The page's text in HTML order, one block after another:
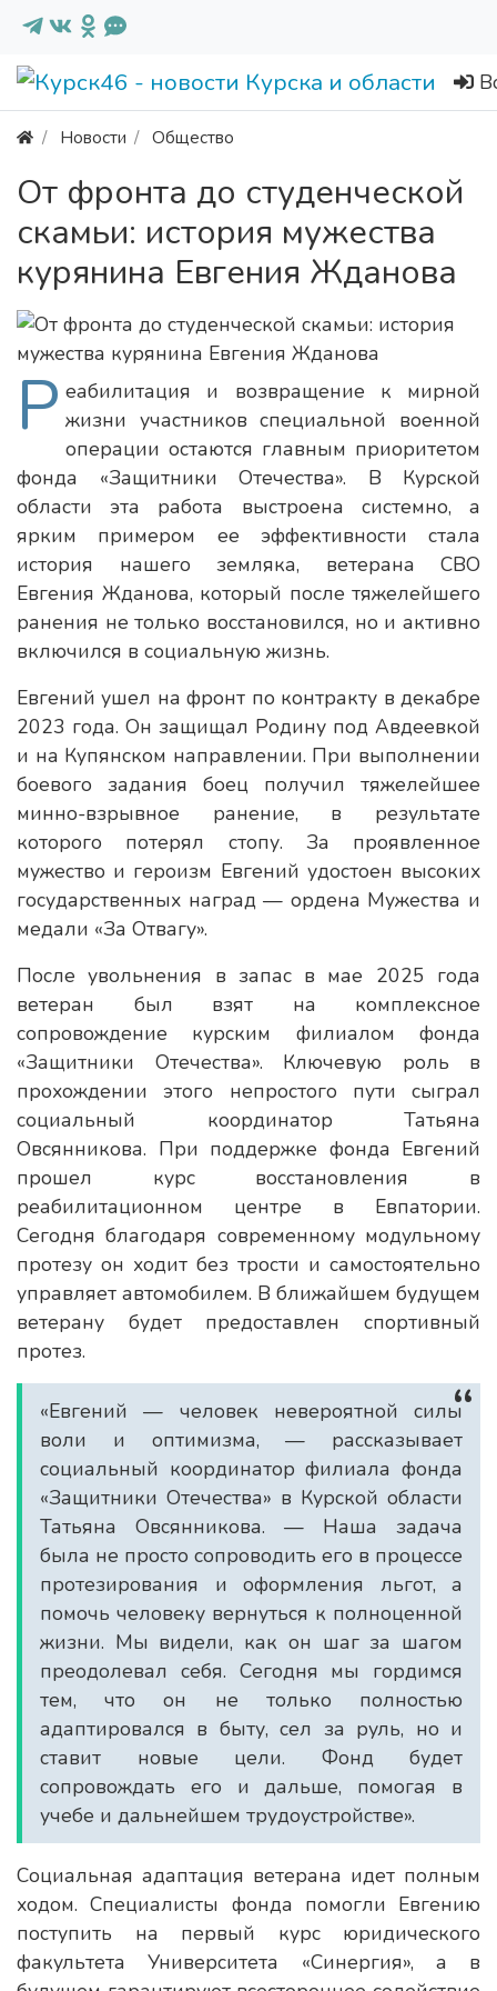
Новости Общество
От фронта до студенческой
скамьи: история мужества
курянина Евгения Жданова
Р еабилитация и возвращение к мирной
жизни участников специальной военной
операции остаются главным приоритетом
фонда «Защитники Отечества». В Курской
области эта работа выстроена системно, а
ярким примером ее эффективности стала
история нашего земляка, ветерана СВО
Евгения Жданова, который после тяжелейшего
ранения не только восстановился, но и активно
включился в социальную жизнь.
Евгений ушел на фронт по контракту в декабре
2023 года. Он защищал Родину под Авдеевкой
и на Купянском направлении. При выполнении
боевого задания боец получил тяжелейшее
минно-взрывное ранение, в результате
которого потерял стопу. За проявленное
мужество и героизм Евгений удостоен высоких
государственных наград — ордена Мужества и
медали «За Отвагу».
После увольнения в запас в мае 2025 года
ветеран был взят на комплексное
сопровождение курским филиалом фонда
«Защитники Отечества». Ключевую роль в
прохождении этого непростого пути сыграл
социальный координатор Татьяна
Овсянникова. При поддержке фонда Евгений
прошел курс восстановления в
реабилитационном центре в Евпатории.
Сегодня благодаря современному модульному
протезу он ходит без трости и самостоятельно
управляет автомобилем. В ближайшем будущем
ветерану будет предоставлен спортивный
протез.
«Евгений — человек невероятной силы
воли и оптимизма, — рассказывает
социальный координатор филиала фонда
«Защитники Отечества» в Курской области
Татьяна Овсянникова. — Наша задача
была не просто сопроводить его в процессе
протезирования и оформления льгот, а
помочь человеку вернуться к полноценной
жизни. Мы видели, как он шаг за шагом
преодолевал себя. Сегодня мы гордимся
тем, что он не только полностью
адаптировался в быту, сел за руль, но и
ставит новые цели. Фонд будет
сопровождать его и дальше, помогая в
учебе и дальнейшем трудоустройстве».
Социальная адаптация ветерана идет полным
ходом. Специалисты фонда помогли Евгению
поступить на первый курс юридического
факультета Университета «Синергия», а в